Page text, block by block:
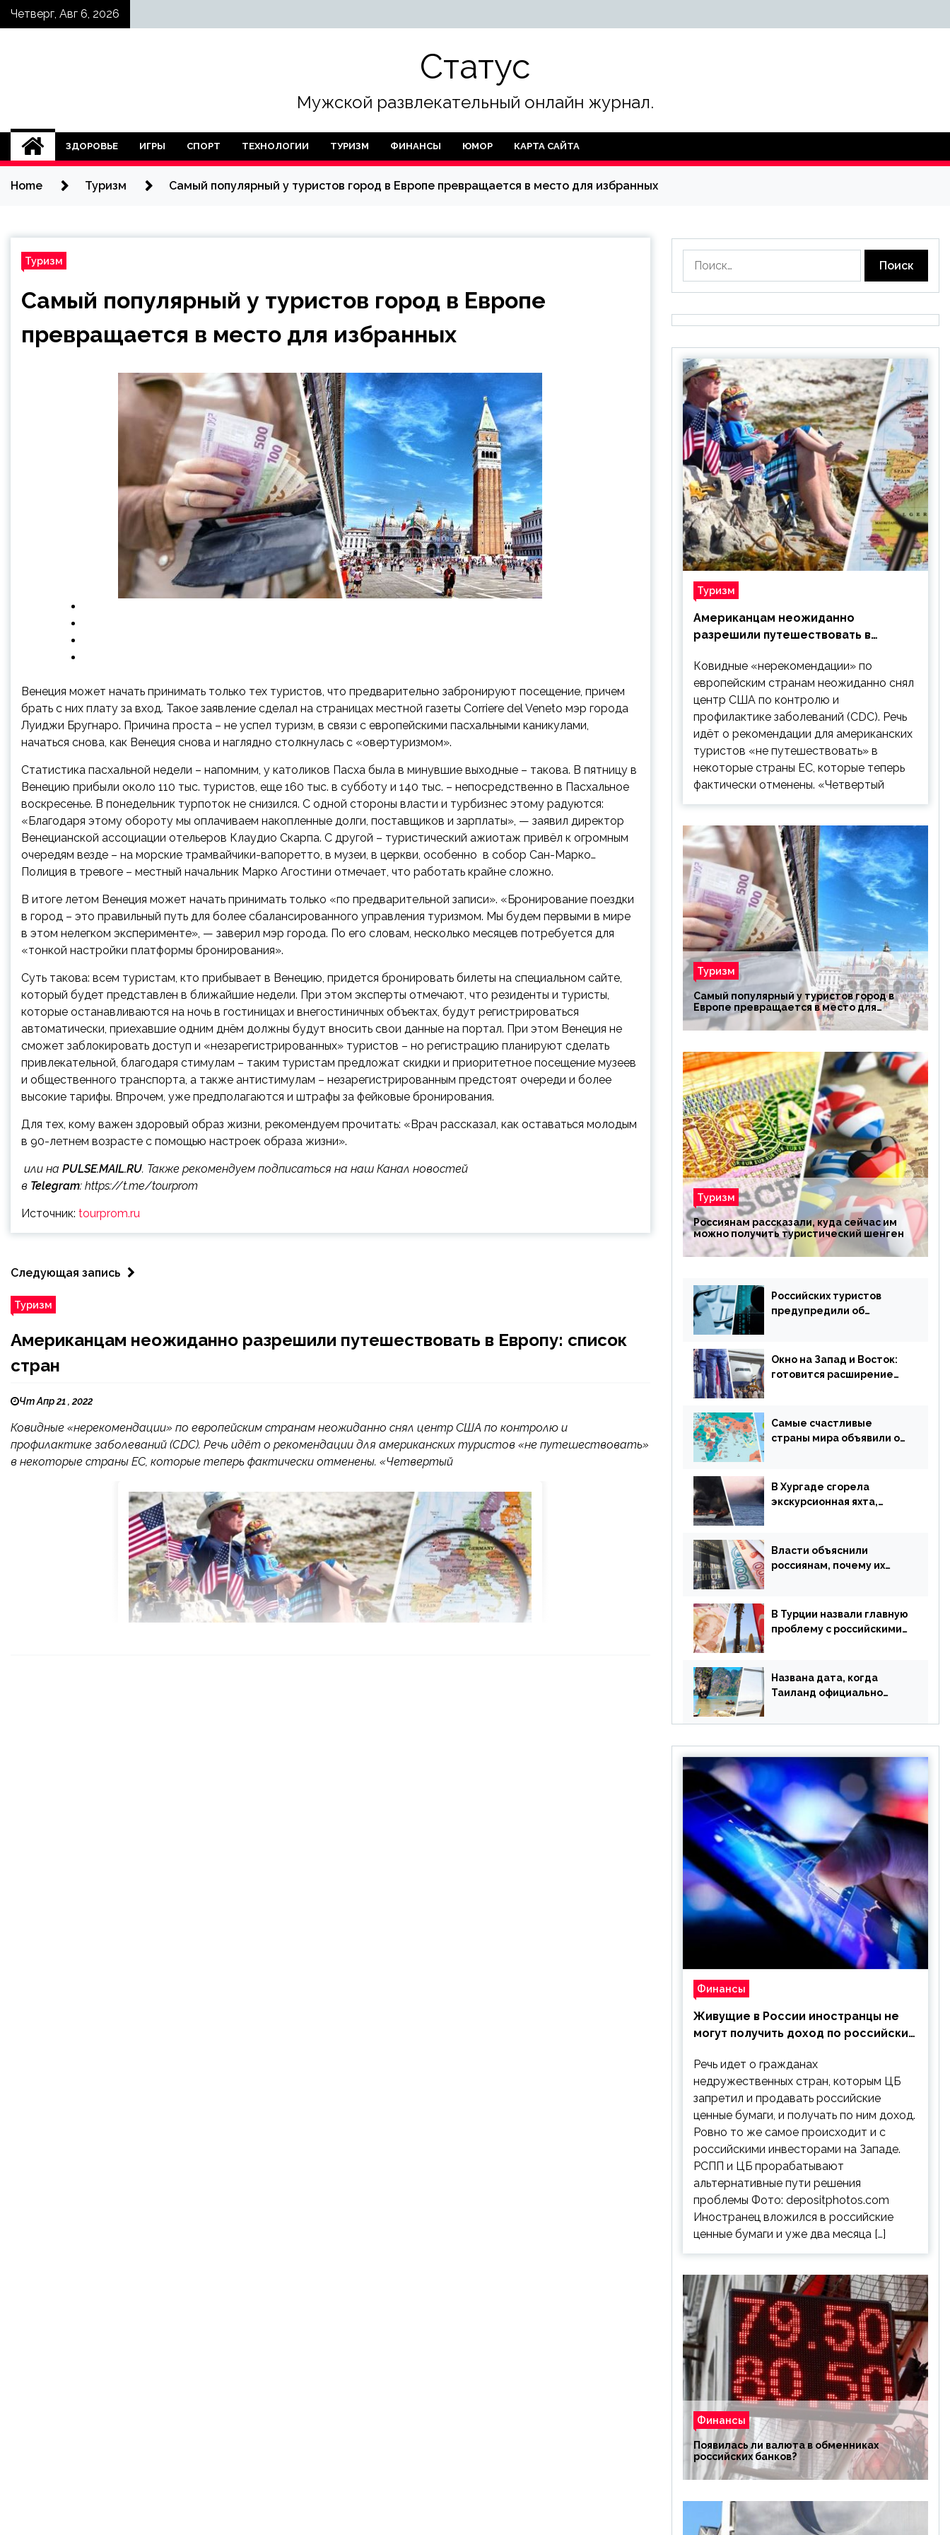
SkipЧетверг, Авг 6, 2026
Статус
Мужской развлекательный онлайн журнал.
ЗДОРОВЬЕ ИГРЫ СПОРТ ТЕХНОЛОГИИ ТУРИЗМ ФИНАНСЫ ЮМОР КАРТА САЙТА
Home Туризм Самый популярный у туристов город в Европе превращается в место для избранных
Туризм
Самый популярный у туристов город в Европе
превращается в место для избранных
Венеция может начать принимать только тех туристов, что предварительно забронируют посещение, причем
брать с них плату за вход. Такое заявление сделал на страницах местной газеты Corriere del Veneto мэр города
Луиджи Бругнаро. Причина проста – не успел туризм, в связи с европейскими пасхальными каникулами,
начаться снова, как Венеция снова и наглядно столкнулась с «овертуризмом».
Статистика пасхальной недели – напомним, у католиков Пасха была в минувшие выходные – такова. В пятницу в
Венецию прибыли около 110 тыс. туристов, еще 160 тыс. в субботу и 140 тыс. – непосредственно в Пасхальное
воскресенье. В понедельник турпоток не снизился. С одной стороны власти и турбизнес этому радуются:
«Благодаря этому обороту мы оплачиваем накопленные долги, поставщиков и зарплаты», — заявил директор
Венецианской ассоциации отельеров Клаудио Скарпа. С другой – туристический ажиотаж привёл к огромным
очередям везде – на морские трамвайчики-вапоретто, в музеи, в церкви, особенно в собор Сан-Марко…
Полиция в тревоге – местный начальник Марко Агостини отмечает, что работать крайне сложно.
В итоге летом Венеция может начать принимать только «по предварительной записи». «Бронирование поездки
в город – это правильный путь для более сбалансированного управления туризмом. Мы будем первыми в мире
в этом нелегком эксперименте», — заверил мэр города. По его словам, несколько месяцев потребуется для
«тонкой настройки платформы бронирования».
Суть такова: всем туристам, кто прибывает в Венецию, придется бронировать билеты на специальном сайте,
который будет представлен в ближайшие недели. При этом эксперты отмечают, что резиденты и туристы,
которые останавливаются на ночь в гостиницах и внегостиничных объектах, будут регистрироваться
автоматически, приехавшие одним днём должны будут вносить свои данные на портал. При этом Венеция не
сможет заблокировать доступ и «незарегистрированных» туристов – но регистрацию планируют сделать
привлекательной, благодаря стимулам – таким туристам предложат скидки и приоритетное посещение музеев
и общественного транспорта, а также антистимулам – незарегистрированным предстоят очереди и более
высокие тарифы. Впрочем, уже предполагаются и штрафы за фейковые бронирования.
Для тех, кому важен здоровый образ жизни, рекомендуем прочитать: «Врач рассказал, как оставаться молодым
в 90-летнем возрасте с помощью настроек образа жизни».
или на PULSE.MAIL.RU. Также рекомендуем подписаться на наш Канал новостей
в Telegram: https://t.me/tourprom
Источник: tourprom.ru
Следующая запись
Туризм
Американцам неожиданно разрешили путешествовать в Европу: список
стран
Чт Апр 21 , 2022
Ковидные «нерекомендации» по европейским странам неожиданно снял центр США по контролю и
профилактике заболеваний (CDC). Речь идёт о рекомендации для американских туристов «не путешествовать»
в некоторые страны ЕС, которые теперь фактически отменены. «Четвертый
Туризм
Американцам неожиданно
разрешили путешествовать в
Ковидные «нерекомендации» по
европейским странам неожиданно снял
центр США по контролю и
профилактике заболеваний (CDC). Речь
идёт о рекомендации для американских
туристов «не путешествовать» в
некоторые страны ЕС, которые теперь
фактически отменены. «Четвертый
Туризм
Самый популярный у туристов город в
Европе превращается в место для
избранных
Туризм
Россиянам рассказали, куда сейчас им
можно получить туристический шенген
Российских туристов
предупредили об
мошенничества
Окно на Запад и Восток:
готовится расширение
страну
Самые счастливые
страны мира объявили об
В Хургаде сгорела
экскурсионная яхта,
Власти объяснили
россиянам, почему их
В Турции назвали главную
проблему с российскими
Названа дата, когда
Таиланд официально
ограничения
Финансы
Живущие в России иностранцы не
могут получить доход по российским
Речь идет о гражданах
недружественных стран, которым ЦБ
запретил и продавать российские
ценные бумаги, и получать по ним доход.
Ровно то же самое происходит и с
российскими инвесторами на Западе.
РСПП и ЦБ прорабатывают
альтернативные пути решения
проблемы Фото: depositphotos.com
Иностранец вложился в российские
ценные бумаги и уже два месяца […]
Финансы
Появилась ли валюта в обменниках
российских банков?